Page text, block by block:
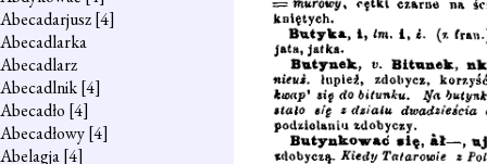
Abecadarjusz[4]
Abecadlarka
Abecadlarz
Abecadlnik[4]
Abecadło [4]
Abecadłowy[4]
Abelagja[4]